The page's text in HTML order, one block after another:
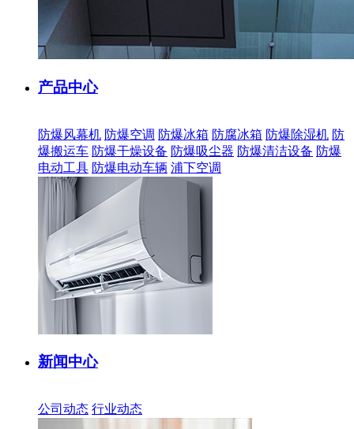
产品中心
防爆风幕机 防爆空调 防爆冰箱 防腐冰箱 防爆除湿机 防
爆搬运车 防爆干燥设备 防爆吸尘器 防爆清洁设备 防爆
电动工具 防爆电动车辆 浦下空调
新闻中心
公司动态 行业动态